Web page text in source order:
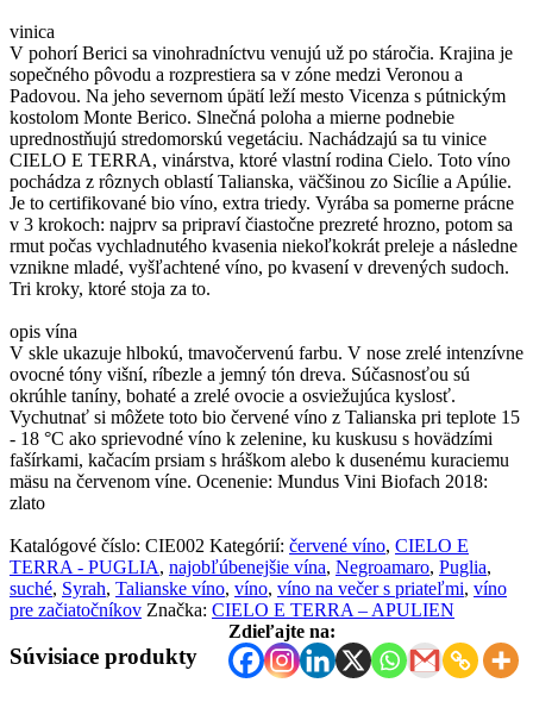
vinica
V pohorí Berici sa vinohradníctvu venujú už po stáročia. Krajina je
sopečného pôvodu a rozprestiera sa v zóne medzi Veronou a
Padovou. Na jeho severnom úpätí leží mesto Vicenza s pútnickým
kostolom Monte Berico. Slnečná poloha a mierne podnebie
uprednostňujú stredomorskú vegetáciu. Nachádzajú sa tu vinice
CIELO E TERRA, vinárstva, ktoré vlastní rodina Cielo. Toto víno
pochádza z rôznych oblastí Talianska, väčšinou zo Sicílie a Apúlie.
Je to certifikované bio víno, extra triedy. Vyrába sa pomerne prácne
v 3 krokoch: najprv sa pripraví čiastočne prezreté hrozno, potom sa
rmut počas vychladnutého kvasenia niekoľkokrát preleje a následne
vznikne mladé, vyšľachtené víno, po kvasení v drevených sudoch.
Tri kroky, ktoré stoja za to.
opis vína
V skle ukazuje hlbokú, tmavočervenú farbu. V nose zrelé intenzívne
ovocné tóny višní, ríbezle a jemný tón dreva. Súčasnosťou sú
okrúhle taníny, bohaté a zrelé ovocie a osviežujúca kyslosť.
Vychutnať si môžete toto bio červené víno z Talianska pri teplote 15
- 18 °C ​​ako sprievodné víno k zelenine, ku kuskusu s hovädzími
fašírkami, kačacím prsiam s hráškom alebo k dusenému kuraciemu
mäsu na červenom víne. Ocenenie: Mundus Vini Biofach 2018:
zlato
Katalógové číslo: CIE002 Kategórií: červené víno, CIELO E
TERRA - PUGLIA, najobľúbenejšie vína, Negroamaro, Puglia,
suché, Syrah, Talianske víno, víno, víno na večer s priateľmi, víno
pre začiatočníkov Značka: CIELO E TERRA – APULIEN
Zdieľajte na:
Súvisiace produkty